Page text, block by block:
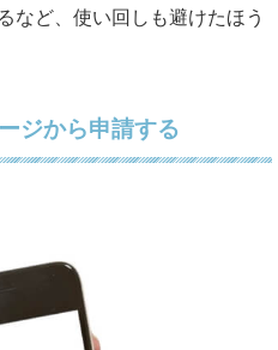
など、使い回しも避けたほう
ジから申請する